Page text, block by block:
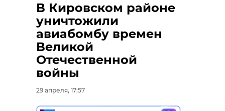
В Кировском районе
уничтожили
авиабомбу времен
Великой
Отечественной
войны
29 апреля, 17:57